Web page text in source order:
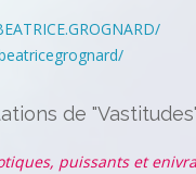
de
puissants et